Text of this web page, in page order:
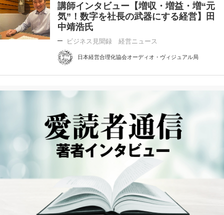
講師インタビュー【増収・増益・増“元
気”！数字を社長の武器にする経営】田
中靖浩氏
ビジネス見聞録 経営ニュース
日本経営合理化協会オーディオ・ヴィジュアル局